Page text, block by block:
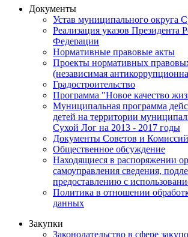
Документы
Устав муниципального округа
Реализация указов Президента
Федерации
Нормативные правовые акты
Проекты нормативных
(независимая
Градостроительство
Программа "Новое качество
Муниципальная программа
детей на территории
Сухой Лог на 2013 - 2017 годы
Документы Советов и Комиссий
Общественное обсуждение
Находящиеся в распоряжении
самоуправления сведения,
предоставлению с
Политика в отношении
данных
Закупки
Законодательство в сфере